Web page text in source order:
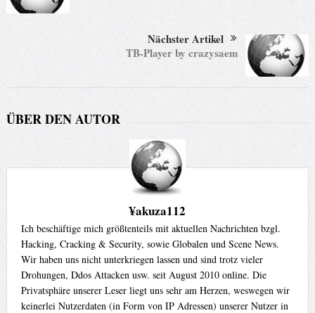
Nächster Artikel
TB-Player by crazysaem
ÜBER DEN AUTOR
¥akuza112
Ich beschäftige mich größtenteils mit aktuellen Nachrichten bzgl.
Hacking, Cracking & Security, sowie Globalen und Scene News.
Wir haben uns nicht unterkriegen lassen und sind trotz vieler
Drohungen, Ddos Attacken usw. seit August 2010 online. Die
Privatsphäre unserer Leser liegt uns sehr am Herzen, weswegen wir
keinerlei Nutzerdaten (in Form von IP Adressen) unserer Nutzer in